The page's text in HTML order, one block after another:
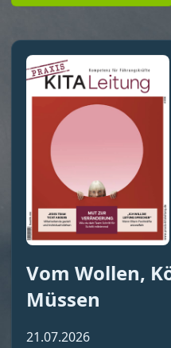
Vom Wollen,
Müssen
21.07.2026